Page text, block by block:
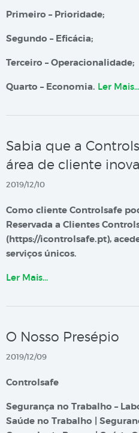
Primeiro – Prioridade;
Segundo – Eficácia;
Terceiro – Operacionalidade;
Quarto – Economia. Ler Mais…
Sabia que a
área de cliente
2019/12/10
Como cliente Controlsafe
Reservada a Clientes
(https://icontrolsafe.pt),
serviços únicos.
Ler Mais…
O Nosso Presépio
2019/12/09
Controlsafe
Segurança no Trabalho –
Saúde no Trabalho |